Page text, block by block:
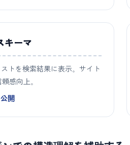
ーマ
トを検索結果に表示。サイト
感向上。
開